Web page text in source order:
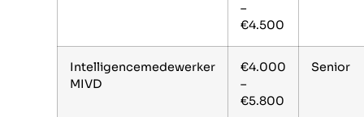
–
€4.500
Intelligencemedewerker
MIVD
€4.000
–
€5.800
Senior